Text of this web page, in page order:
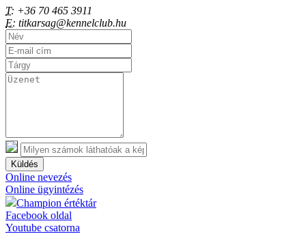
T: +36 70 465 3911
E: titkarsag@kennelclub.hu
Küldés
Online nevezés
Online ügyintézés
Champion értéktár
Facebook oldal
Youtube csatorna